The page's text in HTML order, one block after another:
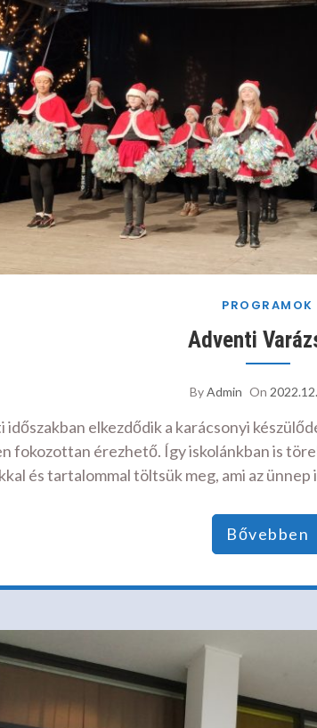
PROGRAMOK
Adventi
ByAdmin On
időszakban elkezdődik a karácsonyi
fokozottan érezhető. Így iskolánkban is
és tartalommal töltsük meg, ami az
Bővebben